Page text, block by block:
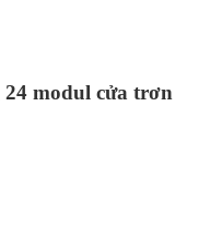
modul cửa trơn